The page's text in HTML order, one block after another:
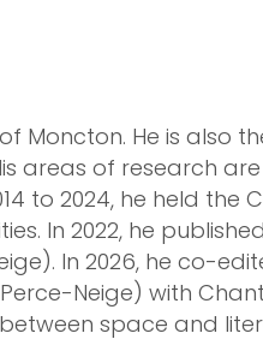
Moncton. He is also
areas of research
to 2024, he held the
In 2022, he
In 2026, he co-
Neige) with
space and